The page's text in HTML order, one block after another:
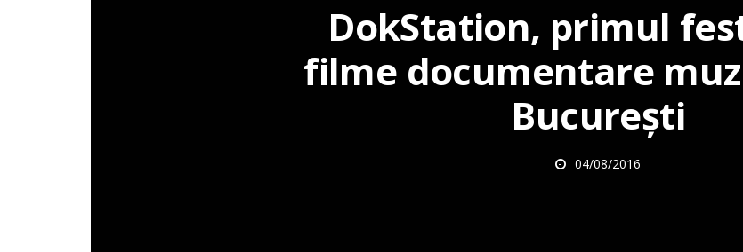
DokStation, primul
filme documentare
București
04/08/2016